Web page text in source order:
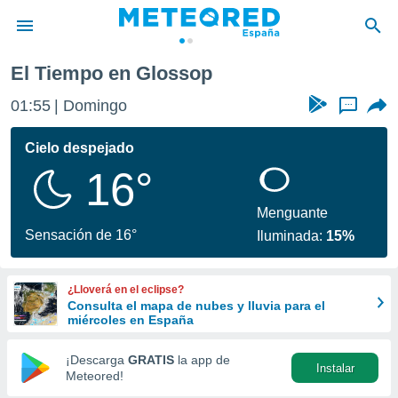
de
por
se
calidad.
a este
las
y
forma
digital
basada
El Tiempo en Glossop
01:55 Domingo ...
Cielo despejado
16°
Sensación de 16°
Menguante
Iluminada: 15%
¿Lloverá en el eclipse?
Consulta el mapa de nubes y lluvia para el
miércoles en España
¡Descarga GRATIS la app de
Meteored!
Instalar